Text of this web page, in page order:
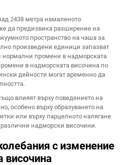
2438 метра намаленото
да предизвика разширение на
пространство на чаша за
произведени единици запазват
нормални промени в надморската
в надморската височина по
дейности могат временно да
влияят върху поведението на
особено върху образуването на
или върху парцелното налягане
надморски височини.
с изменение
височина